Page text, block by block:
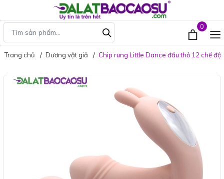
0
Trang chủ Dương vật giả Chip rung Little Dance đầu thỏ 12 chế độ